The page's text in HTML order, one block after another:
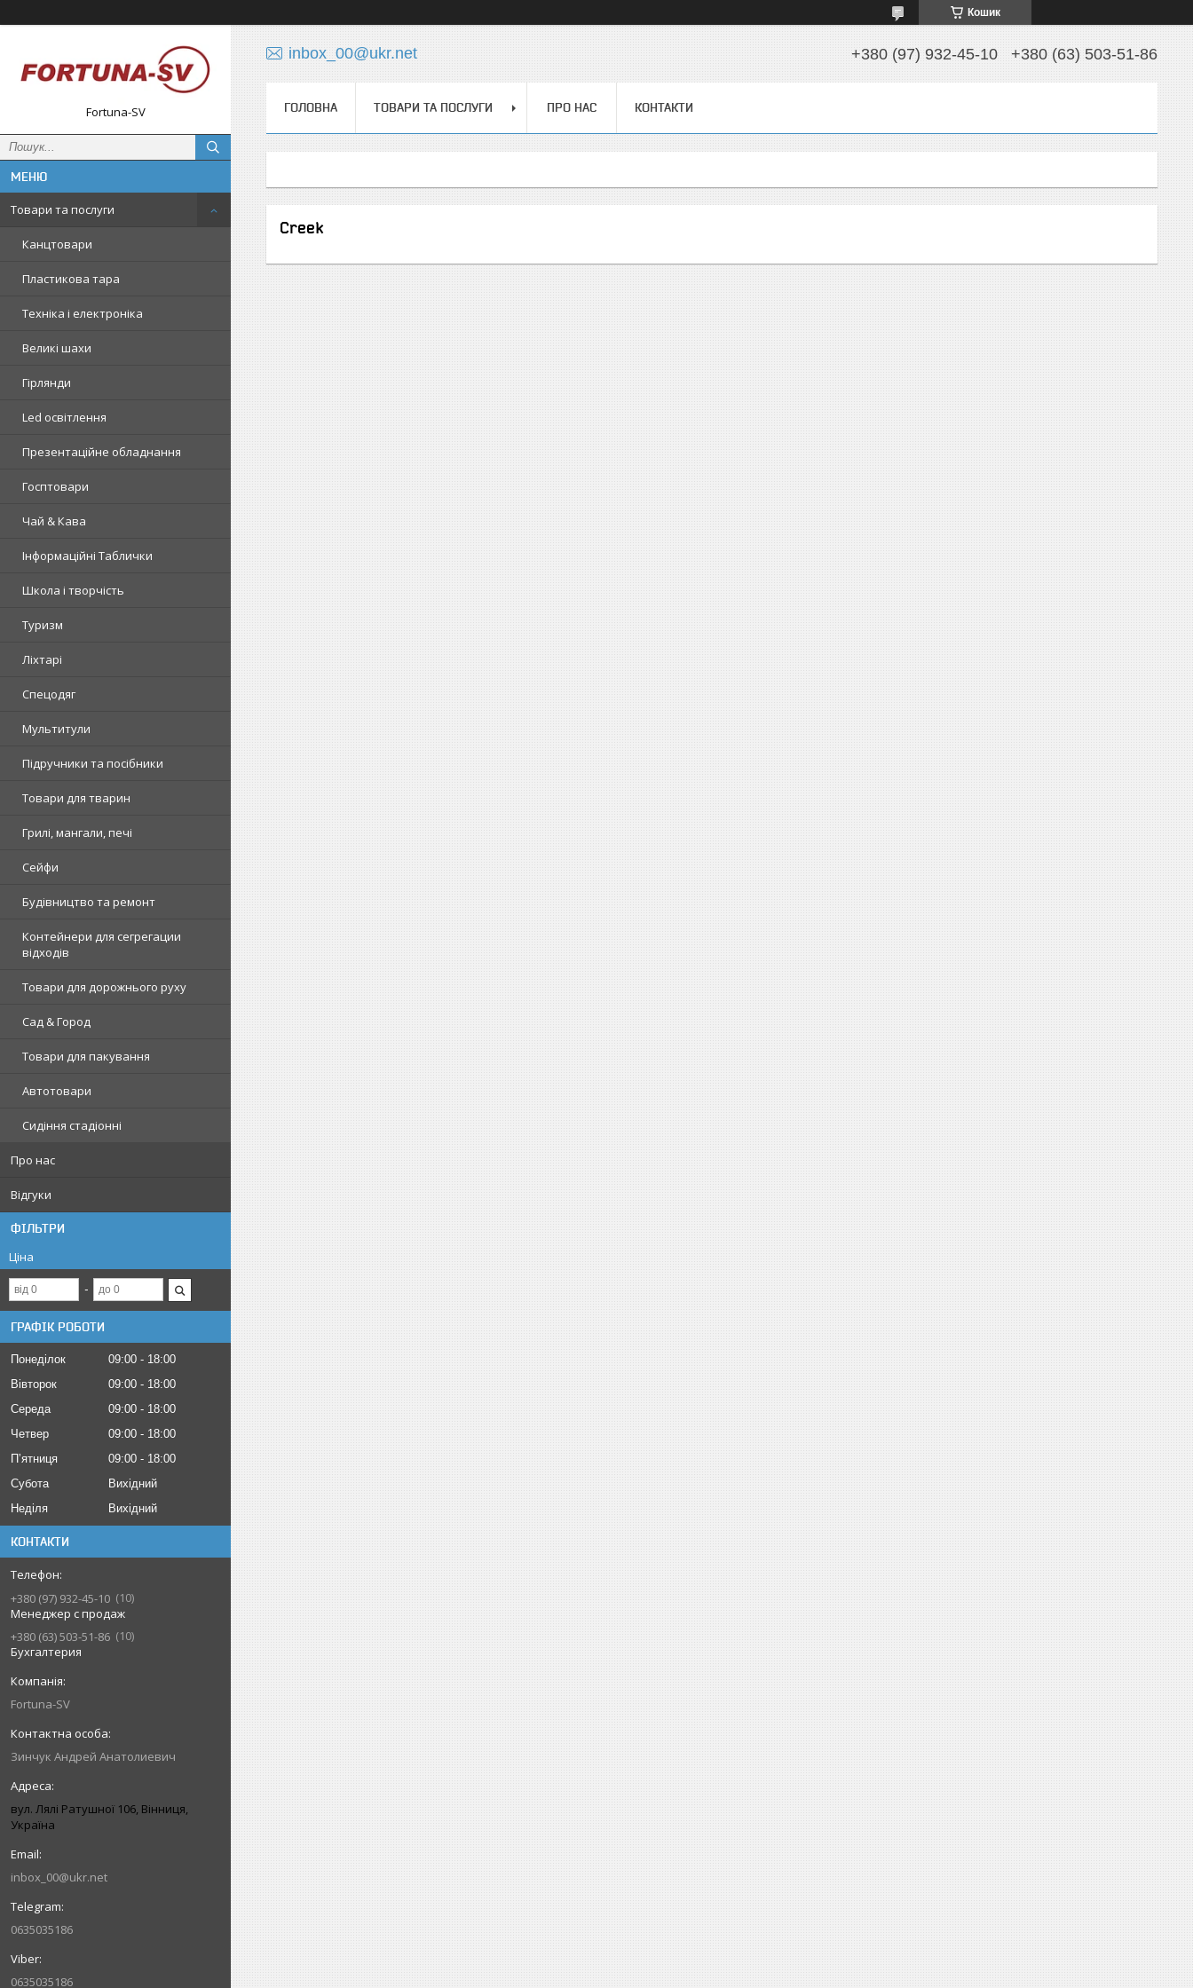
Кошик
Fortuna-SV
Товари та послуги
Канцтовари
Пластикова тара
Техніка і електроніка
Великі шахи
Гірлянди
Led освітлення
Презентаційне обладнання
Госптовари
Чай & Кава
Інформаційні Таблички
Школа і творчість
Туризм
Ліхтарі
Спецодяг
Мультитули
Підручники та посібники
Товари для тварин
Грилі, мангали, печі
Сейфи
Будівництво та ремонт
Контейнери для сегрегации
відходів
Товари для дорожнього руху
Сад & Город
Товари для пакування
Автотовари
Сидіння стадіонні
Про нас
Відгуки
ФІЛЬТРИ
Ціна
ГРАФІК РОБОТИ
Понеділок 09:00
18:00
Вівторок
09:00
18:00
Середа
09:00
18:00
Четвер
09:00
18:00
Пʼятниця
09:00
18:00
Субота
Вихідний
Неділя
Вихідний
КОНТАКТИ
+380 (97) 932-45-10
10
Менеджер с продаж
+380 (63) 503-51-86
10
Бухгалтерия
Fortuna-SV
Зинчук Андрей Анатолиевич
вул. Лялі Ратушної 106, Вінниця,
Україна
inbox_00@ukr.net
0635035186
0635035186
inbox_00@ukr.net +380 (97) 932-45-10 +380 (63) 503-51-86
ГОЛОВНА ТОВАРИ ТА ПОСЛУГИ ПРО НАС КОНТАКТИ
Creek